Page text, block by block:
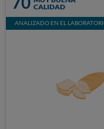
CALIDAD
ANALIZADO EN EL